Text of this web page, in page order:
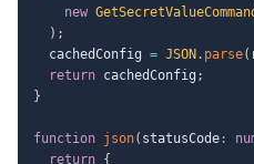
new
) ;
  cachedConfig
= JSON . parse(
return cachedConfig ;
}
function json( statusCode :
return {